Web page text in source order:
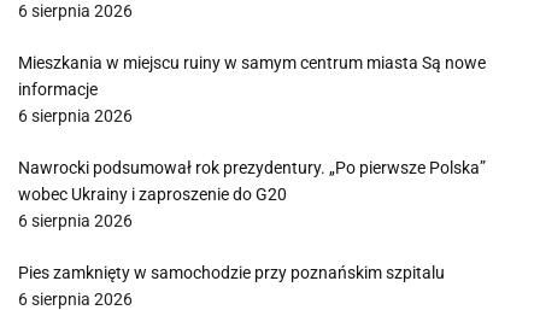
6 sierpnia 2026
Mieszkania w miejscu ruiny w samym centrum miasta Są nowe
informacje
6 sierpnia 2026
Nawrocki podsumował rok prezydentury. „Po pierwsze Polska”
wobec Ukrainy i zaproszenie do G20
6 sierpnia 2026
Pies zamknięty w samochodzie przy poznańskim szpitalu
6 sierpnia 2026